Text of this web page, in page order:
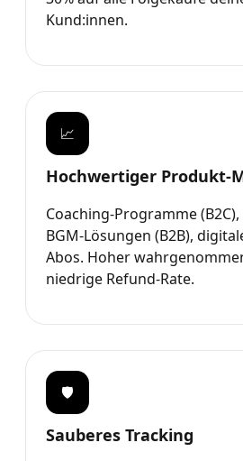
Kund:innen.
📈
Hochwertiger Produkt-
Coaching-Programme
BGM-Lösungen (B2B),
Abos. Hoher
niedrige Refund-Rate.
🛡️
Sauberes Tracking